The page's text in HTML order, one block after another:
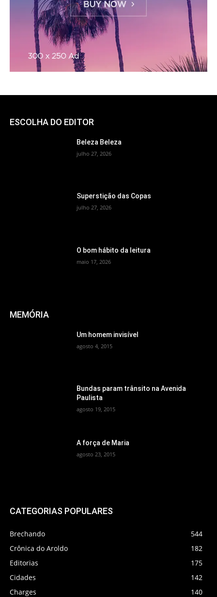
ESCOLHA DO EDITOR
Beleza Beleza
julho 27, 2026
Superstição das Copas
julho 27, 2026
O bom hábito da leitura
maio 17, 2026
MEMÓRIA
Um homem invisível
agosto 4, 2015
Bundas param trânsito na Avenida
Paulista
agosto 19, 2015
A força de Maria
agosto 23, 2015
CATEGORIAS POPULARES
Brechando
544
Crônica do Aroldo
182
Editorias
175
Cidades
142
Charges
140